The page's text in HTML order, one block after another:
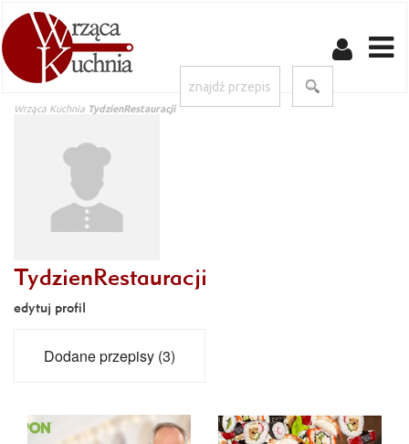
Wrząca Kuchnia TydzienRestauracji
TydzienRestauracji
edytuj profil
Dodane przepisy (3)